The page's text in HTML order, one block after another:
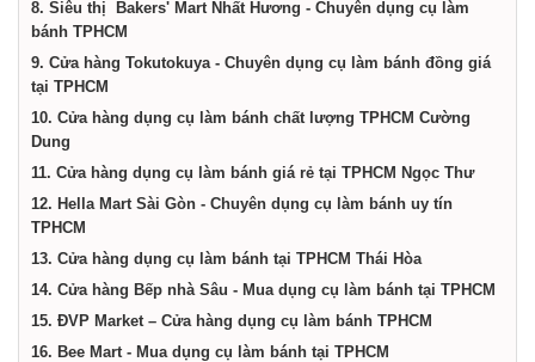
8. Siêu thị Bakers' Mart Nhất Hương - Chuyên dụng cụ làm
bánh TPHCM
9. Cửa hàng Tokutokuya - Chuyên dụng cụ làm bánh đồng giá
tại TPHCM
10. Cửa hàng dụng cụ làm bánh chất lượng TPHCM Cường
Dung
11. Cửa hàng dụng cụ làm bánh giá rẻ tại TPHCM Ngọc Thư
12. Hella Mart Sài Gòn - Chuyên dụng cụ làm bánh uy tín
TPHCM
13. Cửa hàng dụng cụ làm bánh tại TPHCM Thái Hòa
14. Cửa hàng Bếp nhà Sâu - Mua dụng cụ làm bánh tại TPHCM
15. ĐVP Market – Cửa hàng dụng cụ làm bánh TPHCM
16. Bee Mart - Mua dụng cụ làm bánh tại TPHCM